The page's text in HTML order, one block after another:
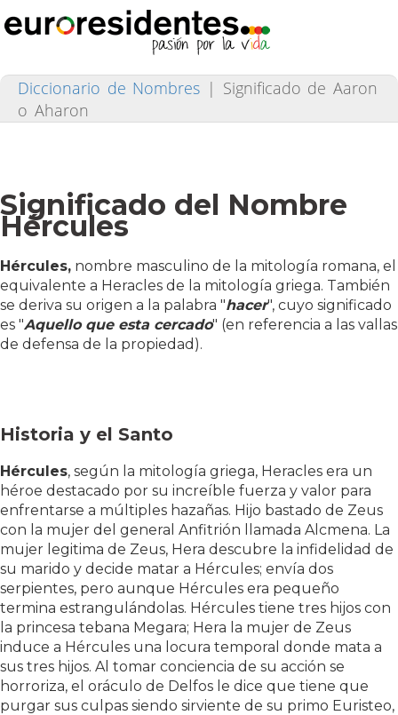
Diccionario de Nombres | Significado de Aaron
o Aharon
Significado del Nombre
Hércules
Hércules, nombre masculino de la mitología romana, el
equivalente a Heracles de la mitología griega. También
se deriva su origen a la palabra "hacer", cuyo significado
es "Aquello que esta cercado" (en referencia a las vallas
de defensa de la propiedad).
Historia y el Santo
Hércules, según la mitología griega, Heracles era un
héroe destacado por su increíble fuerza y valor para
enfrentarse a múltiples hazañas. Hijo bastado de Zeus
con la mujer del general Anfitrión llamada Alcmena. La
mujer legitima de Zeus, Hera descubre la infidelidad de
su marido y decide matar a Hércules; envía dos
serpientes, pero aunque Hércules era pequeño
termina estrangulándolas. Hércules tiene tres hijos con
la princesa tebana Megara; Hera la mujer de Zeus
induce a Hércules una locura temporal donde mata a
sus tres hijos. Al tomar conciencia de su acción se
horroriza, el oráculo de Delfos le dice que tiene que
purgar sus culpas siendo sirviente de su primo Euristeo,